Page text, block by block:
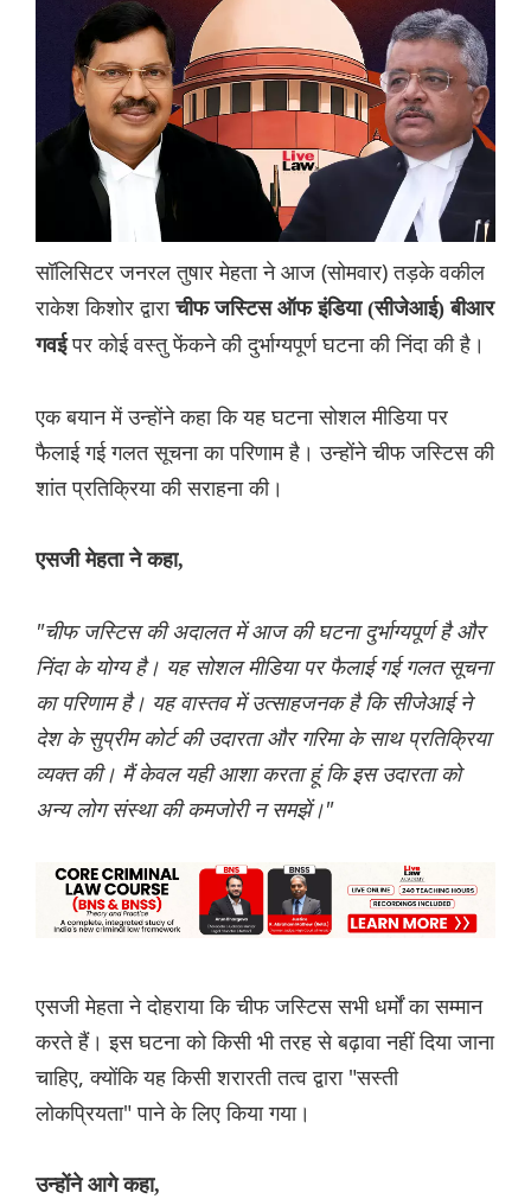
सॉलिसिटर जनरल तुषार मेहता ने आज (सोमवार) तड़के वकील
राकेश किशोर द्वाराचीफ जस्टिस ऑफ इंडिया (सीजेआई) बीआर
गवईपर कोई वस्तु फेंकने की दुर्भाग्यपूर्ण घटना की निंदा की है।
एक बयान में उन्होंने कहा कि यह घटना सोशल मीडिया पर
फैलाई गई गलत सूचना का परिणाम है। उन्होंने चीफ जस्टिस की
शांत प्रतिक्रिया की सराहना की।
एसजी मेहता ने कहा,
"चीफ जस्टिस की अदालत में आज की घटना दुर्भाग्यपूर्ण है और
निंदा के योग्य है। यह सोशल मीडिया पर फैलाई गई गलत सूचना
का परिणाम है। यह वास्तव में उत्साहजनक है कि सीजेआई ने
देश के सुप्रीम कोर्ट की उदारता और गरिमा के साथ प्रतिक्रिया
व्यक्त की। मैं केवल यही आशा करता हूं कि इस उदारता को
अन्य लोग संस्था की कमजोरी न समझें।"
एसजी मेहता ने दोहराया कि चीफ जस्टिस सभी धर्मों का सम्मान
करते हैं। इस घटना को किसी भी तरह से बढ़ावा नहीं दिया जाना
चाहिए, क्योंकि यह किसी शरारती तत्व द्वारा "सस्ती
लोकप्रियता" पाने के लिए किया गया।
उन्होंने आगे कहा,